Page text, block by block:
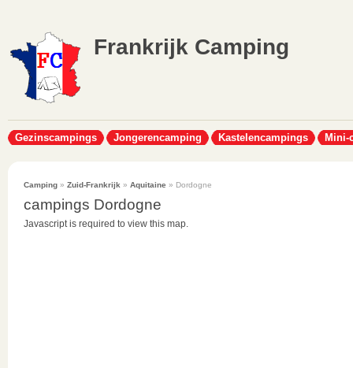
Frankrijk Camping
Gezinscampings Jongerencamping Kastelencampings Mini-
Camping » Zuid-Frankrijk » Aquitaine » Dordogne
campings Dordogne
Javascript is required to view this map.